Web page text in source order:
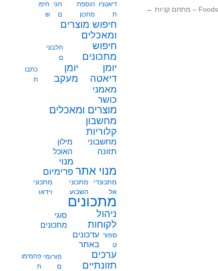
←
דיאטניו
ת
הוספת
מתכון
חגי
ם
חיפו
ש
חיפוש מוצרים
ומאכלים
חיפוש
מתכונים
חלבוני
ם
יומן
דיאטה
יומן
מעקב
כתבו
ת
מאמני
כושר
מוצרים ומאכלים
מחשבון
קלוריות
מחשבוני
תזונה
מילון
האוכל
מנוי אתר
מנוי
פרימיום
מתכונדי
אל
מתכוני
השבוע
מתכוני
וידאו
מתכונים
ניהול
לקוחות
סוגי
מתכונים
ספור
ט
עדכונים
באתר
ערכים
תזונתיים
פורומי
ם
פחמימו
ת